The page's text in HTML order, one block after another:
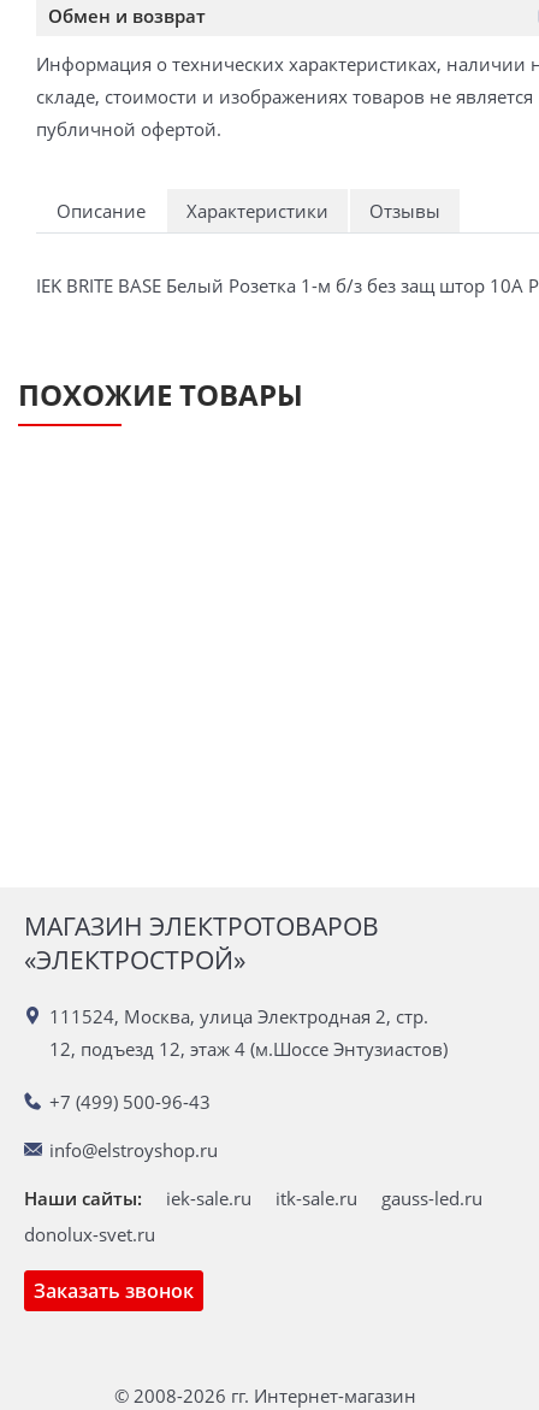
Обмен и возврат
Информация о технических характеристиках, наличии
складе, стоимости и изображениях товаров не является
публичной офертой.
Описание Характеристики Отзывы
IEK BRITE BASE Белый Розетка 1-м б/з без защ штор
ПОХОЖИЕ ТОВАРЫ
МАГАЗИН ЭЛЕКТРОТОВАРОВ
«ЭЛЕКТРОСТРОЙ»
111524, Москва, улица Электродная 2, стр.
12, подъезд 12, этаж 4 (м.Шоссе Энтузиастов)
+7 (499) 500-96-43
info@elstroyshop.ru
Заказать звонок
Наши сайты: iek-sale.ru itk-sale.ru
gauss-led.ru
donolux-svet.ru
© 2008-2026 гг. Интернет-магазин